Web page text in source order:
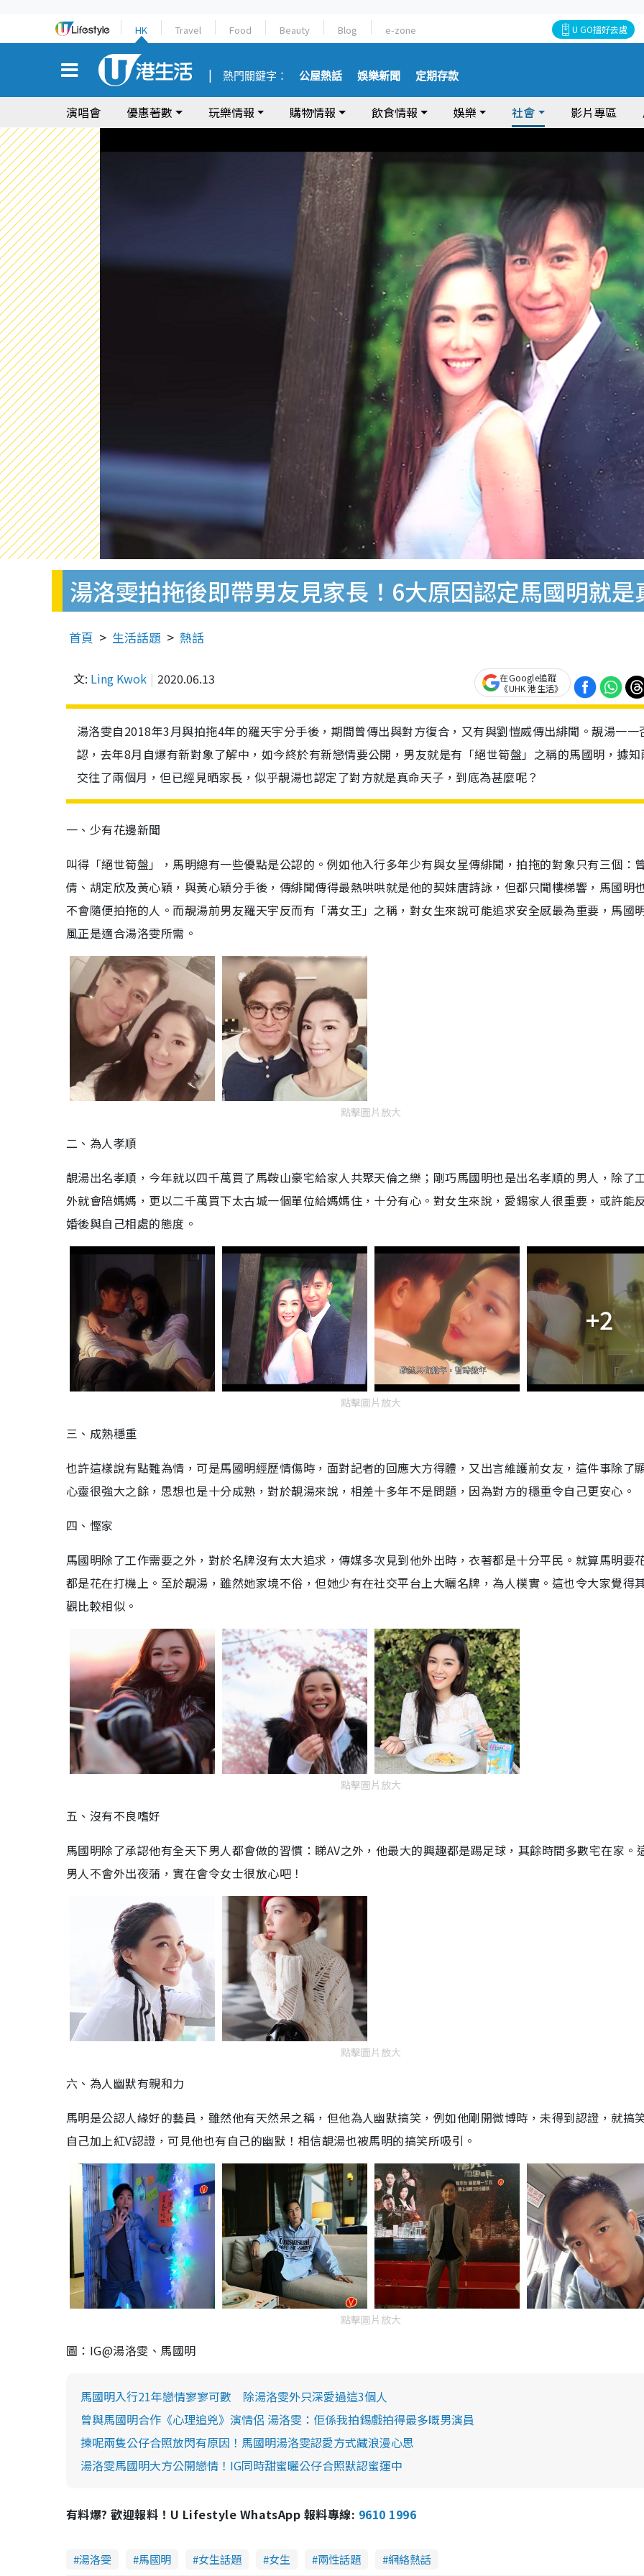
HK Travel Food Beauty Blog e-zone U GO搵好去處
熱門關鍵字： 公屋熱話 娛樂新聞 定期存款
演唱會 優惠著數 玩樂情報 購物情報 飲食情報 娛樂 社會 影片專區
湯洛雯拍拖後即帶男友見家長！6大原因認定馬國明就是
首頁 生活話題 熱話
文: Ling Kwok 2020.06.13
在Google追蹤
《UHK 港生活》
湯洛雯自2018年3月與拍拖4年的羅天宇分手後，期間曾傳出與對方復合，又有與劉愷威傳出緋聞。靚湯一一
認，去年8月自爆有新對象了解中，如今終於有新戀情要公開，男友就是有「絕世筍盤」之稱的馬國明，據知
交往了兩個月，但已經見晒家長，似乎靚湯也認定了對方就是真命天子，到底為甚麼呢？
一、少有花邊新聞
叫得「絕世筍盤」，馬明總有一些優點是公認的。例如他入行多年少有與女星傳緋聞，拍拖的對象只有三個：
倩、胡定欣及黃心穎，與黃心穎分手後，傳緋聞傳得最熱哄哄就是他的契妹唐詩詠，但都只聞樓梯響，馬國明
不會隨便拍拖的人。而靚湯前男友羅天宇反而有「溝女王」之稱，對女生來說可能追求安全感最為重要，馬國
風正是適合湯洛雯所需。
點擊圖片放大
二、為人孝順
靚湯出名孝順，今年就以四千萬買了馬鞍山豪宅給家人共聚天倫之樂；剛巧馬國明也是出名孝順的男人，除了
外就會陪媽媽，更以二千萬買下太古城一個單位給媽媽住，十分有心。對女生來說，愛錫家人很重要，或許能
婚後與自己相處的態度。
+2
點擊圖片放大
三、成熟穩重
也許這樣說有點難為情，可是馬國明經歷情傷時，面對記者的回應大方得體，又出言維護前女友，這件事除了
心靈很強大之餘，思想也是十分成熟，對於靚湯來說，相差十多年不是問題，因為對方的穩重令自己更安心。
四、慳家
馬國明除了工作需要之外，對於名牌沒有太大追求，傳媒多次見到他外出時，衣著都是十分平民。就算馬明要
都是花在打機上。至於靚湯，雖然她家境不俗，但她少有在社交平台上大曬名牌，為人樸實。這也令大家覺得
觀比較相似。
點擊圖片放大
五、沒有不良嗜好
馬國明除了承認他有全天下男人都會做的習慣：睇AV之外，他最大的興趣都是踢足球，其餘時間多數宅在家。
男人不會外出夜蒲，實在會令女士很放心吧！
點擊圖片放大
六、為人幽默有親和力
馬明是公認人緣好的藝員，雖然他有天然呆之稱，但他為人幽默搞笑，例如他剛開微博時，未得到認證，就搞
自己加上紅V認證，可見他也有自己的幽默！相信靚湯也被馬明的搞笑所吸引。
點擊圖片放大
圖：IG@湯洛雯、馬國明
馬國明入行21年戀情寥寥可數 除湯洛雯外只深愛過這3個人
曾與馬國明合作《心理追兇》演情侶 湯洛雯：佢係我拍錫戲拍得最多嘅男演員
揀呢兩隻公仔合照放閃有原因！馬國明湯洛雯認愛方式藏浪漫心思
湯洛雯馬國明大方公開戀情！IG同時甜蜜曬公仔合照默認蜜運中
有料爆? 歡迎報料！U Lifestyle WhatsApp 報料專線: 9610 1996
湯洛雯 馬國明 女生話題 女生 兩性話題 網絡熱話